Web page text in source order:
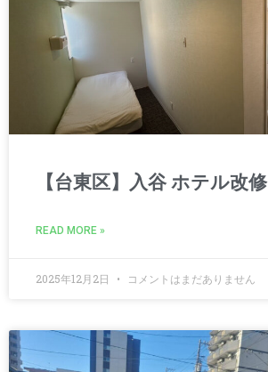
【台東区】入谷 ホテル改修
READ MORE »
2025年12月2日 コメントはまだありません